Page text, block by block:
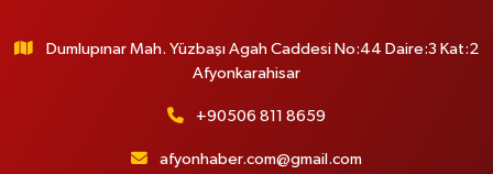
Dumlupınar Mah. Yüzbaşı Agah Caddesi No:44 Daire:3 Kat:2
Afyonkarahisar
+90506 811 8659
afyonhaber.com@gmail.com